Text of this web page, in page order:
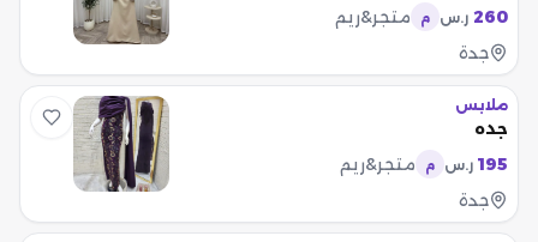
260 ر.س م
متجر&ريم
جدة
ملابس
جده
195 ر.س م
متجر&ريم
جدة